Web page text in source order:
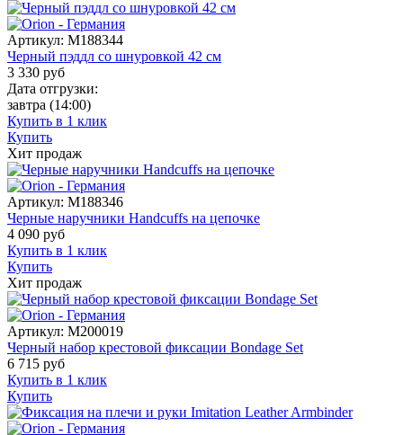
Артикул: M188344
Черный пэддл со шнуровкой 42 см
3 330 руб
Дата отгрузки:
завтра (14:00)
Купить в 1 клик
Купить
Хит продаж
Артикул: M188346
Черные наручники Handcuffs на цепочке
4 090 руб
Купить в 1 клик
Купить
Хит продаж
Артикул: M200019
Черный набор крестовой фиксации Bondage Set
6 715 руб
Купить в 1 клик
Купить